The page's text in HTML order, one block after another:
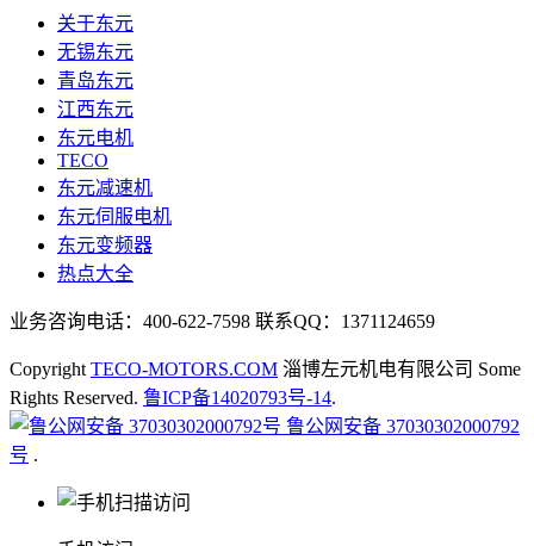
关于东元
无锡东元
青岛东元
江西东元
东元电机
TECO
东元减速机
东元伺服电机
东元变频器
热点大全
业务咨询电话：400-622-7598 联系QQ：1371124659
Copyright TECO-MOTORS.COM 淄博左元机电有限公司 Some
Rights Reserved. 鲁ICP备14020793号-14.
鲁公网安备 37030302000792
号 .